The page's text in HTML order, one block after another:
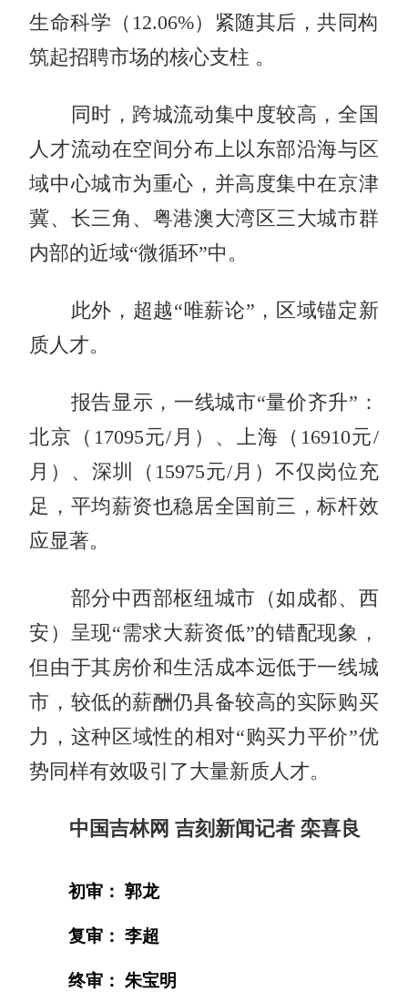
生命科学（12.06%）紧随其后，共同构
筑起招聘市场的核心支柱 。
同时，跨城流动集中度较高，全国
人才流动在空间分布上以东部沿海与区
域中心城市为重心，并高度集中在京津
冀、长三角、粤港澳大湾区三大城市群
内部的近域“微循环”中。
此外，超越“唯薪论”，区域锚定新
质人才。
报告显示，一线城市“量价齐升”：
北京（17095元/月）、上海（16910元/
月）、深圳（15975元/月）不仅岗位充
足，平均薪资也稳居全国前三，标杆效
应显著。
部分中西部枢纽城市（如成都、西
安）呈现“需求大薪资低”的错配现象，
但由于其房价和生活成本远低于一线城
市，较低的薪酬仍具备较高的实际购买
力，这种区域性的相对“购买力平价”优
势同样有效吸引了大量新质人才。
中国吉林网 吉刻新闻记者 栾喜良
初审： 郭龙
复审： 李超
终审： 朱宝明